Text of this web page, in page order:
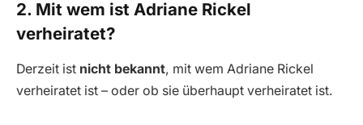
2. Mit wem ist Adriane Rickel
verheiratet?
Derzeit ist nicht bekannt, mit wem Adriane Rickel
verheiratet ist – oder ob sie überhaupt verheiratet ist.